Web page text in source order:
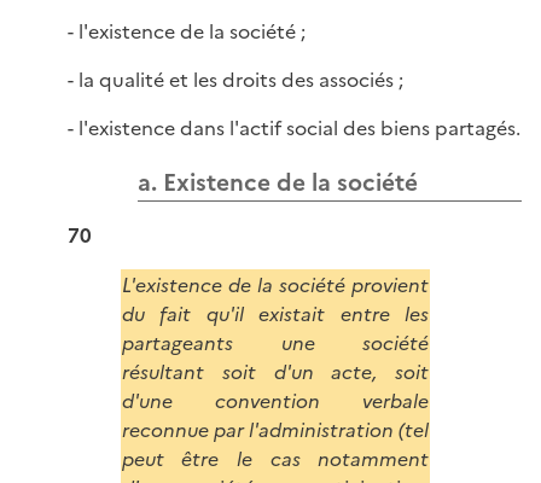
- l'existence de la société ;
- la qualité et les droits des associés ;
- l'existence dans l'actif social des biens partagés.
a. Existence de la société
70
L'existence de la société provient
du fait qu'il existait entre les
partageants une société
résultant soit d'un acte, soit
d'une convention verbale
reconnue par l'administration (tel
peut être le cas notamment